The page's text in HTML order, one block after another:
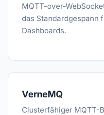
MQTT-over-
das Standardgespann
Dashboards.
VerneMQ
Clusterfähiger MQTT-